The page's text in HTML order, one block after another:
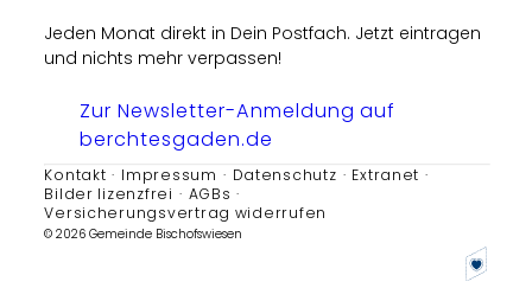
Jeden Monat direkt in Dein Postfach. Jetzt eintragen
und nichts mehr verpassen!
Zur Newsletter-Anmeldung auf
berchtesgaden.de
Kontakt Impressum Datenschutz
Extranet
Bilder lizenzfrei
AGBs
Versicherungsvertrag widerrufen
© 2026 Gemeinde Bischofswiesen